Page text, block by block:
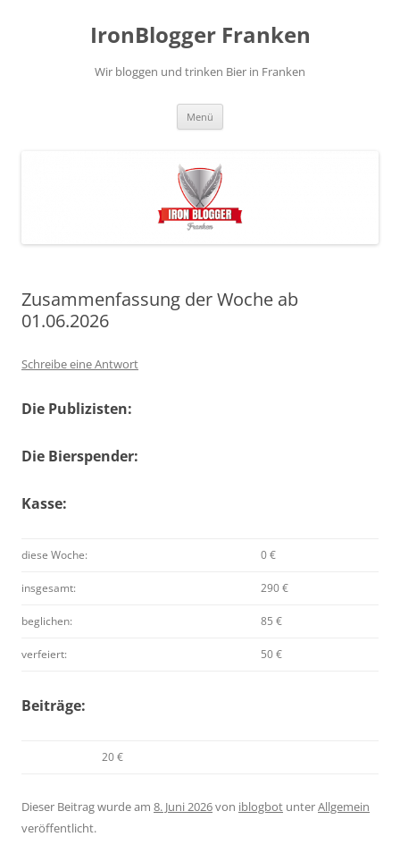
IronBlogger Franken
Wir bloggen und trinken Bier in Franken
Menü
Zusammenfassung der Woche ab
01.06.2026
Schreibe eine Antwort
Die Publizisten:
Die Bierspender:
Kasse:
diese Woche: 0 €
insgesamt: 290 €
beglichen: 85 €
verfeiert: 50 €
Beiträge:
20 €
Dieser Beitrag wurde am 8. Juni 2026von iblogbot unterAllgemein
veröffentlicht.